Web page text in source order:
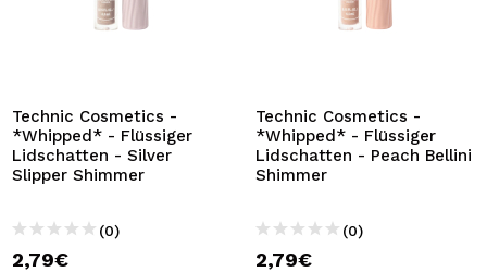
Ich habe hier kein Konto
ICH MÖCHTE MICH
Durch die Erstellung eines Kontos bei Maquillalia.de
können Sie Ihre Einkäufe schnell tätigen, den Status Ihrer
Bestellungen überprüfen und Ihre bisherigen Vorgänge
einsehen.
BENUTZERKONTO ERSTELLEN
Technic Cosmetics -
*Whipped* - Flüssiger
Lidschatten - Silver
Slipper Shimmer
(0)
2,79€
Technic Cosmetics -
*Whipped* - Flüssiger
Lidschatten - Peach Bellini
Shimmer
(0)
2,79€